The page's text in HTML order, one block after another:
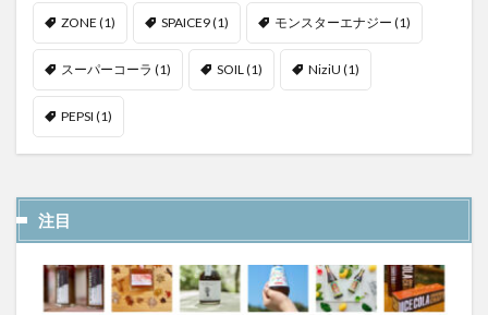
ZONE (1) SPAICE9(1) モンスターエナジー (1)
スーパーコーラ (1) SOIL(1) NiziU (1)
PEPSI (1)
注目